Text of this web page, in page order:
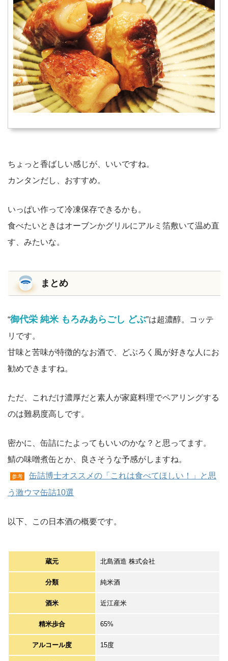
ちょっと香ばしい感じが、いいですね。
カンタンだし、おすすめ。
いっぱい作って冷凍保存できるかも。
食べたいときはオーブンかグリルにアルミ箔敷いて温め直
す、みたいな。
まとめ
“御代栄 純米 もろみあらごし どぶ”は超濃醇。コッテ
リです。
甘味と苦味が特徴的なお酒で、どぶろく風が好きな人にお
勧めできますね。
ただ、これだけ濃厚だと素人が家庭料理でペアリングする
のは難易度高しです。
密かに、缶詰にたよってもいいのかな？と思ってます。
鯖の味噌煮缶とか、良さそうな予感がしますね。
参考
缶詰博士オススメの「これは食べてほしい！」と思
う激ウマ缶詰10選
以下、この日本酒の概要です。
蔵元 北島酒造 株式会社
分類 純米酒
酒米 近江産米
精米歩合 65%
アルコール度 15度